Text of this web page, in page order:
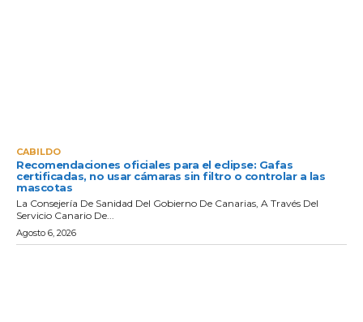
CABILDO
Recomendaciones oficiales para el eclipse: Gafas
certificadas, no usar cámaras sin filtro o controlar a las
mascotas
La Consejería De Sanidad Del Gobierno De Canarias, A Través Del
Servicio Canario De...
Agosto 6, 2026